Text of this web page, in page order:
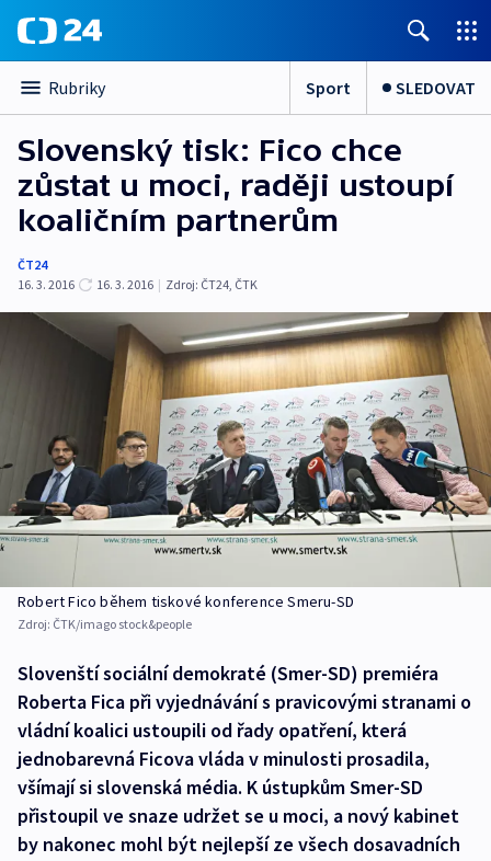
Rubriky Sport SLEDOVAT
Slovenský tisk: Fico chce
zůstat u moci, raději ustoupí
koaličním partnerům
ČT24
16. 3. 2016
16. 3. 2016 | Zdroj: ČT24, ČTK
Robert Fico během tiskové konference Smeru-SD
Zdroj: ČTK/imago stock&people
Slovenští sociální demokraté (Smer-SD) premiéra
Roberta Fica při vyjednávání s pravicovými stranami o
vládní koalici ustoupili od řady opatření, která
jednobarevná Ficova vláda v minulosti prosadila,
všímají si slovenská média. K ústupkům Smer-SD
přistoupil ve snaze udržet se u moci, a nový kabinet
by nakonec mohl být nejlepší ze všech dosavadních